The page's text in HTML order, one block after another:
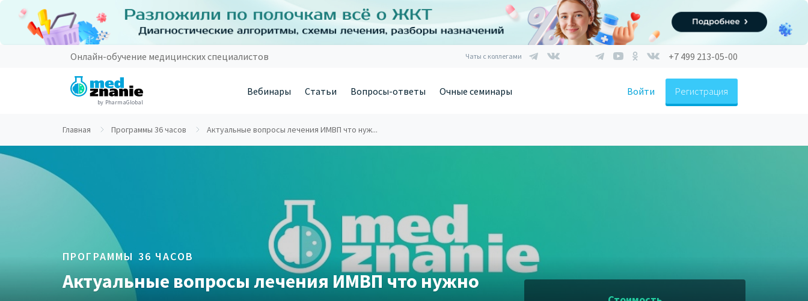
Онлайн-обучение медицинских специалистов Чаты с коллегами +7 499 213-05-00
by PharmaGlobal
Вебинары Статьи Вопросы-ответы Очные семинары Войти Регистрация
Главная Программы 36 часов Актуальные вопросы лечения ИМВП что нуж...
ПРОГРАММЫ 36 ЧАСОВ
Актуальные вопросы лечения ИМВП что нужно